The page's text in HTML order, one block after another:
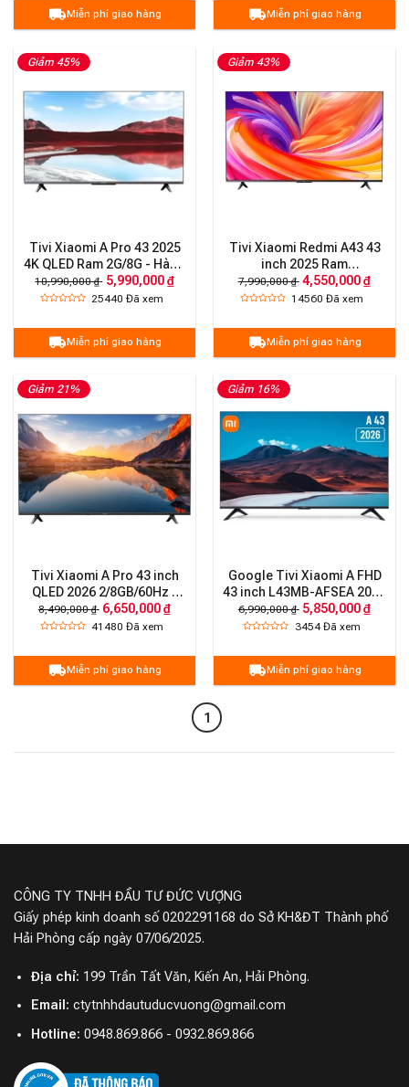
Miễn phí giao hàng Miễn phí giao hàng
Giảm 45%
Tivi Xiaomi A Pro 43 2025
4K QLED Ram 2G/8G - Hàng
chính hãng
10,990,000 ₫ 5,990,000 ₫
25440Đã xem
Miễn phí giao hàng
Giảm 43%
Tivi Xiaomi Redmi A43 43
inch 2025 Ram
1G/8G/60Hz/FHD
7,990,000 ₫ 4,550,000 ₫
14560Đã xem
Miễn phí giao hàng
Giảm 21%
Tivi Xiaomi A Pro 43 inch
QLED 2026 2/8GB/60Hz –
Bản Quốc Tế
8,490,000 ₫ 6,650,000 ₫
41480Đã xem
Miễn phí giao hàng
Giảm 16%
Google Tivi Xiaomi A FHD
43 inch L43MB-AFSEA 2026
(Bản Quốc tế)
6,990,000 ₫ 5,850,000 ₫
3454Đã xem
Miễn phí giao hàng
1
CÔNG TY TNHH ĐẦU TƯ ĐỨC VƯỢNG
Giấy phép kinh doanh số 0202291168 do Sở KH&ĐT Thành phố
Hải Phòng cấp ngày 07/06/2025.
Địa chỉ: 199 Trần Tất Văn, Kiến An, Hải Phòng.
Email: ctytnhhdautuducvuong@gmail.com
Hotline: 0948.869.866 - 0932.869.866